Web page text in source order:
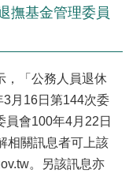
撫基金管理委員
，「公務人員退休
月16日第144次委
員會100年4月22日
相關訊息者可上該
。另該訊息亦